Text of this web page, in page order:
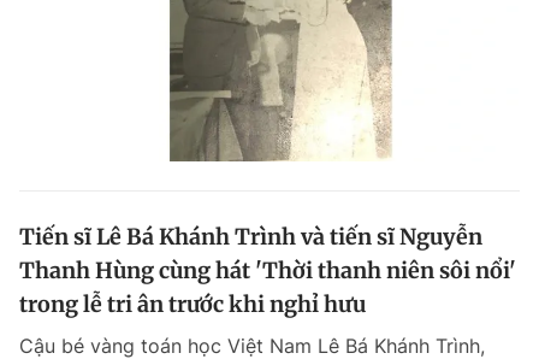
Bạn cần biết
Tiến sĩ Lê Bá Khánh Trình và tiến sĩ Nguyễn
Thanh Hùng cùng hát 'Thời thanh niên sôi nổi'
trong lễ tri ân trước khi nghỉ hưu
Cậu bé vàng toán học Việt Nam Lê Bá Khánh Trình,